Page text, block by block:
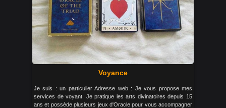
Voyance
Je suis : un particulier Adresse web : Je vous propose mes
services de voyant. Je pratique les arts divinatoires depuis 15
ans et possède plusieurs jeux d'Oracle pour vous accompagner